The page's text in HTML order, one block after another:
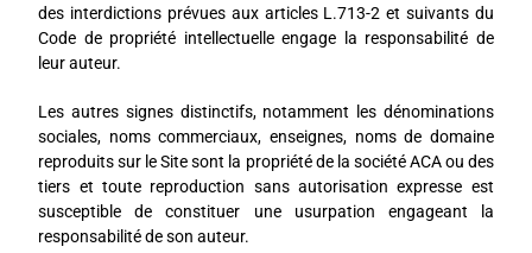
des interdictions prévues aux articles L.713-2 et suivants du
Code de propriété intellectuelle engage la responsabilité de
leur auteur.
Les autres signes distinctifs, notamment les dénominations
sociales, noms commerciaux, enseignes, noms de domaine
reproduits sur le Site sont la propriété de la société ACA ou des
tiers et toute reproduction sans autorisation expresse est
susceptible de constituer une usurpation engageant la
responsabilité de son auteur.